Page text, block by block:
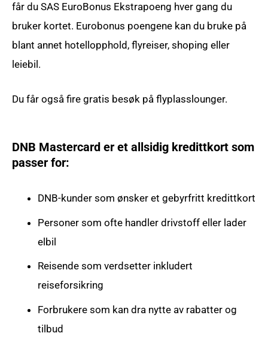
får du SAS EuroBonus Ekstrapoeng hver gang du
bruker kortet. Eurobonus poengene kan du bruke på
blant annet hotellopphold, flyreiser, shoping eller
leiebil.
Du får også fire gratis besøk på flyplasslounger.
DNB Mastercard er et allsidig kredittkort som
passer for:
DNB-kunder som ønsker et gebyrfritt kredittkort
Personer som ofte handler drivstoff eller lader
elbil
Reisende som verdsetter inkludert
reiseforsikring
Forbrukere som kan dra nytte av rabatter og
tilbud